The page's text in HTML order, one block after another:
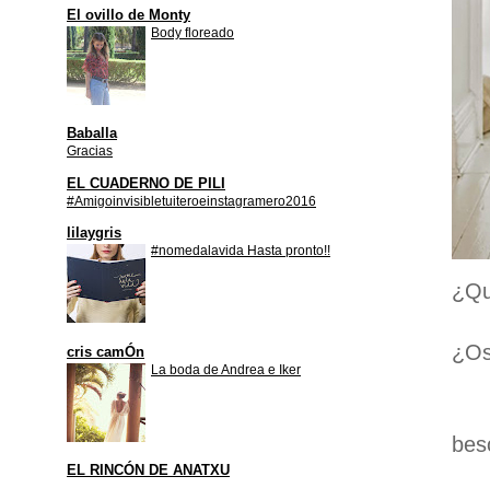
El ovillo de Monty
Body floreado
Baballa
Gracias
EL CUADERNO DE PILI
#Amigoinvisibletuiteroeinstagramero2016
lilaygris
#nomedalavida Hasta pronto!!
cris camÓn
La boda de Andrea e Iker
EL RINCÓN DE ANATXU